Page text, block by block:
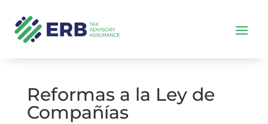
Reformas a la Ley de
Compañías